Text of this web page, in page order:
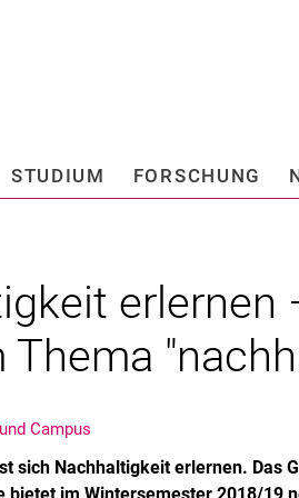
Springe direkt zu:
STUDIUM FORSCHUNG
The­ma
Campus
sich Nachhaltigkeit erlernen. Das